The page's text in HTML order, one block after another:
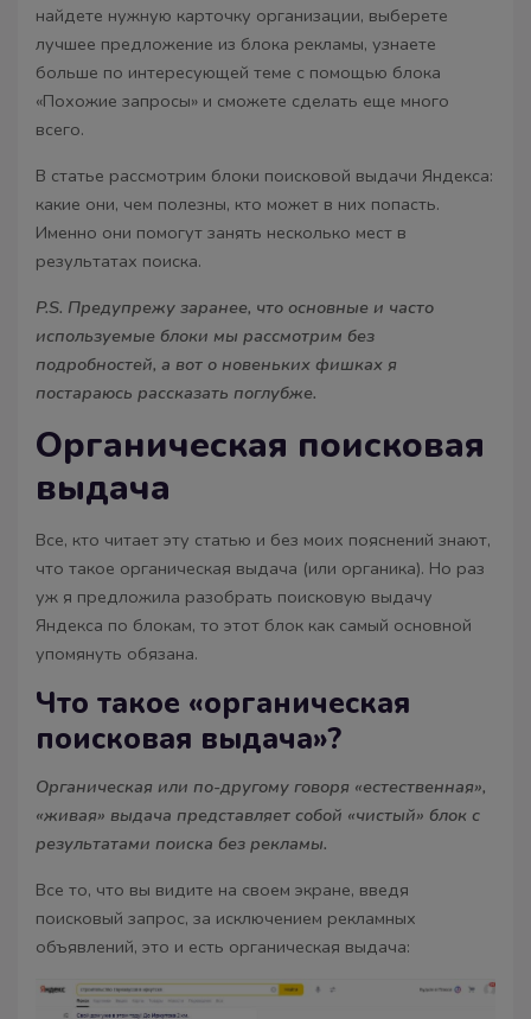
найдете нужную карточку организации, выберете
лучшее предложение из блока рекламы, узнаете
больше по интересующей теме с помощью блока
«Похожие запросы» и сможете сделать еще много
всего.
В статье рассмотрим блоки поисковой выдачи Яндекса:
какие они, чем полезны, кто может в них попасть.
Именно они помогут занять несколько мест в
результатах поиска.
P.S. Предупрежу заранее, что основные и часто
используемые блоки мы рассмотрим без
подробностей, а вот о новеньких фишках я
постараюсь рассказать поглубже.
Органическая поисковая
выдача
Все, кто читает эту статью и без моих пояснений знают,
что такое органическая выдача (или органика). Но раз
уж я предложила разобрать поисковую выдачу
Яндекса по блокам, то этот блок как самый основной
упомянуть обязана.
Что такое «органическая
поисковая выдача»?
Органическая или по-другому говоря «естественная»,
«живая» выдача представляет собой «чистый» блок с
результатами поиска без рекламы.
Все то, что вы видите на своем экране, введя
поисковый запрос, за исключением рекламных
объявлений, это и есть органическая выдача: